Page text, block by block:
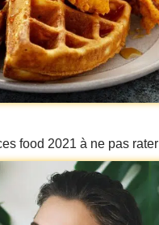
food 2021 à ne pas rater